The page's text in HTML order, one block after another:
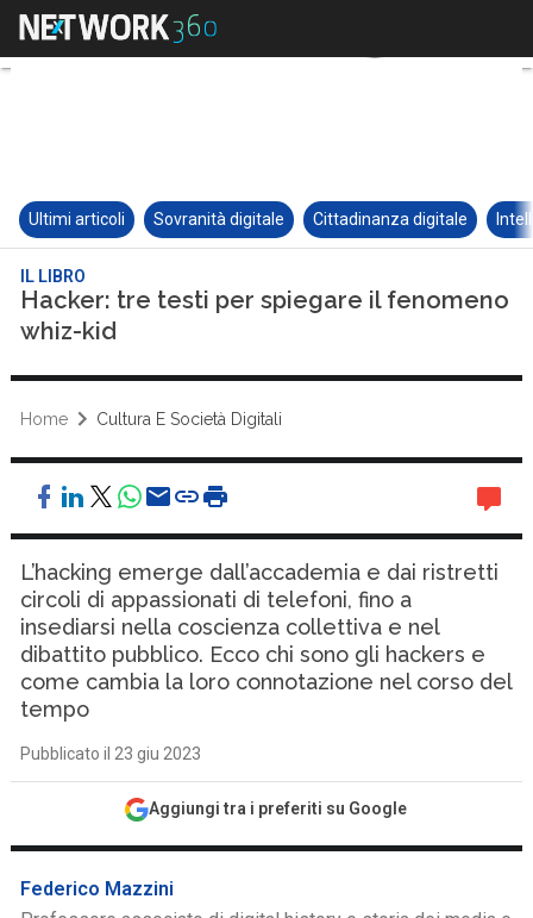
Ultimi articoli Sovranità digitale Cittadinanza digitale
IL LIBRO
Hacker: tre testi per spiegare il fenomeno
whiz-kid
Home Cultura E Società Digitali
L’hacking emerge dall’accademia e dai ristretti
circoli di appassionati di telefoni, fino a
insediarsi nella coscienza collettiva e nel
dibattito pubblico. Ecco chi sono gli hackers e
come cambia la loro connotazione nel corso del
tempo
Pubblicato il 23 giu 2023
Aggiungi tra i preferiti su Google
Federico Mazzini